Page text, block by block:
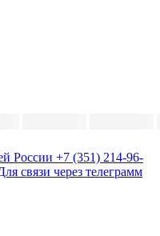
России +7 (351) 214-96-
связи через телеграмм